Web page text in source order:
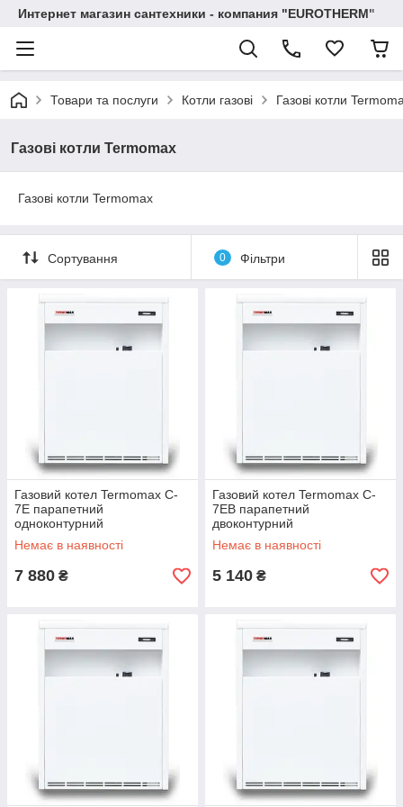
Интернет магазин сантехники - компания "EUROTHERM"
Товари та послуги Котли газові Газові котли
Газові котли Termomax
Газові котли Termomax
Сортування 0 Фільтри
Газовий котел Termomax C-
7E парапетний
одноконтурний
Немає в наявності
7 880 ₴
Газовий котел Termomax C-
7ЕВ парапетний
двоконтурний
Немає в наявності
5 140 ₴